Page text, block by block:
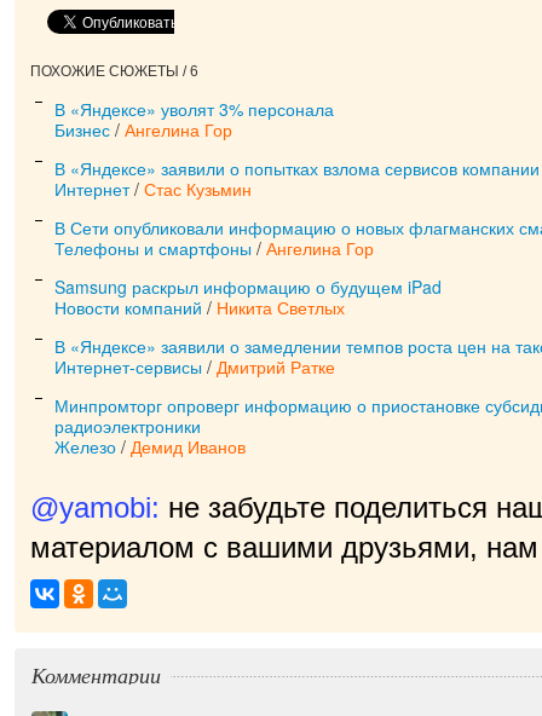
ПОХОЖИЕ СЮЖЕТЫ / 6
В «Яндексе» уволят 3% персонала
Бизнес / Ангелина Гор
В «Яндексе» заявили о попытках взлома сервисов компании
Интернет/ Стас Кузьмин
В Сети опубликовали информацию о новых флагманских
Телефоны и смартфоны / Ангелина Гор
Samsung раскрыл информацию о будущем iPad
Новости компаний / Никита Светлых
В «Яндексе» заявили о замедлении темпов роста цен на
Интернет-сервисы / Дмитрий Ратке
Минпромторг опроверг информацию о приостановке
радиоэлектроники
Железо / Демид Иванов
@yamobi: не забудьте поделиться
материалом с вашими друзьями, нам
прият|